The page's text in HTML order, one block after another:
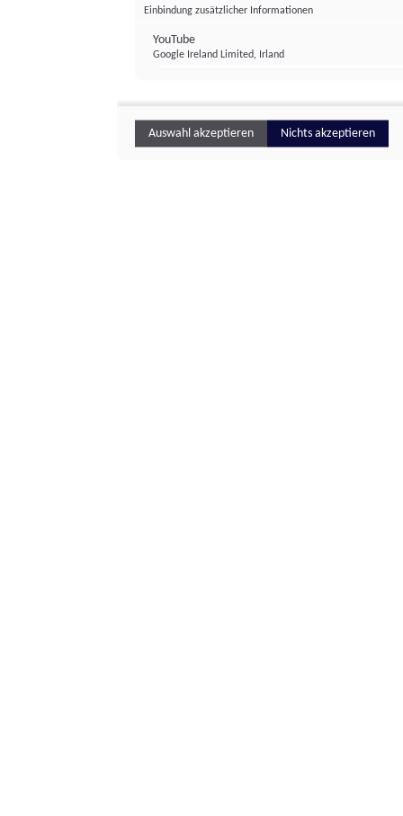
Einbindung zusätzlicher Informationen
YouTube
Google Ireland Limited, Irland
Auswahl akzeptieren Nichts akzeptieren